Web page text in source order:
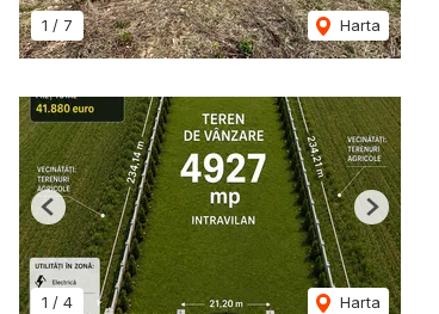
1 / 7 Harta
1 / 4 Harta
Previous Next